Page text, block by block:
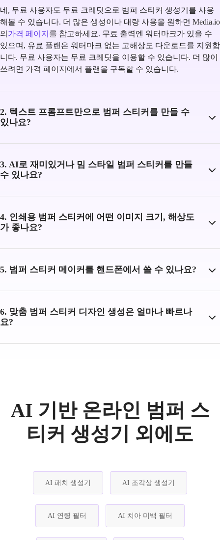
네, 무료 사용자도 무료 크레딧으로 범퍼 스티커 생성기를 사용
해볼 수 있습니다. 더 많은 생성이나 대량 사용을 원하면 Media.io
의 가격 페이지 를 참고하세요. 무료 출력엔 워터마크가 있을 수
있으며, 유료 플랜은 워터마크 없는 고해상도 다운로드를 지원합
니다. 무료 사용자는 무료 크레딧을 이용할 수 있습니다. 더 많이
쓰려면 가격 페이지에서 플랜을 구독할 수 있습니다.
2. 텍스트 프롬프트만으로 범퍼 스티커를 만들 수
있나요?
3. AI로 재미있거나 밈 스타일 범퍼 스티커를 만들
수 있나요?
4. 인쇄용 범퍼 스티커에 어떤 이미지 크기, 해상도
가 좋나요?
5. 범퍼 스티커 메이커를 핸드폰에서 쓸 수 있나요?
6. 맞춤 범퍼 스티커 디자인 생성은 얼마나 빠르나
요?
AI 기반 온라인 범퍼 스
티커 생성기 외에도
AI 패치 생성기 AI 조각상 생성기
AI 연령 필터 AI 치아 미백 필터